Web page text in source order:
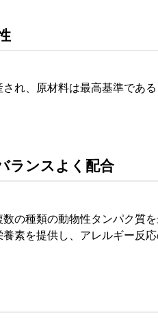
れ、原材料は最高基準であ
ランスよく配合
の種類の動物性タンパク質
素を提供し、アレルギー反応